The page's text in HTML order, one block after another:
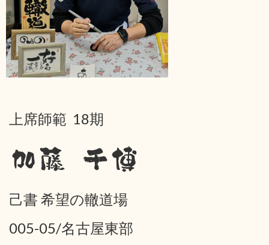
上席師範 18期
加藤 千博
己書 希望の轍道場
005-05/名古屋東部